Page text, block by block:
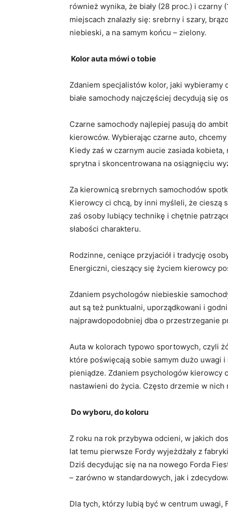
również wynika, że biały (28 proc.) i czarny
miejscach znalazły się: srebrny i szary,
niebieski, a na samym końcu – zielony.
Kolor auta mówi o tobie
Zdaniem specjalistów kolor, jaki wybieramy
białe samochody najczęściej decydują się
Czarne samochody najlepiej pasują do
kierowców. Wybierając czarne auto,
Kiedy zaś w czarnym aucie zasiada
sprytna i skoncentrowana na osiągnięciu
Za kierownicą srebrnych samochodów
Kierowcy ci chcą, by inni myśleli, że cieszą
zaś osoby lubiący technikę i chętnie
słabości charakteru.
Rodzinne, ceniące przyjaciół i tradycję
Energiczni, cieszący się życiem kierowcy
Zdaniem psychologów niebieskie
aut są też punktualni, uporządkowani i
najprawdopodobniej dba o przestrzeganie
Auta w kolorach typowo sportowych, czyli
które poświęcają sobie samym dużo uwagi i
pieniądze. Zdaniem psychologów kierowcy
nastawieni do życia. Często drzemie w nich
Do wyboru, do koloru
Z roku na rok przybywa odcieni, w jakich
lat temu pierwsze Fordy wyjeżdżały z
Dziś decydując się na na nowego Forda
– zarówno w standardowych, jak i
Dla tych, którzy lubią być w centrum uwagi,